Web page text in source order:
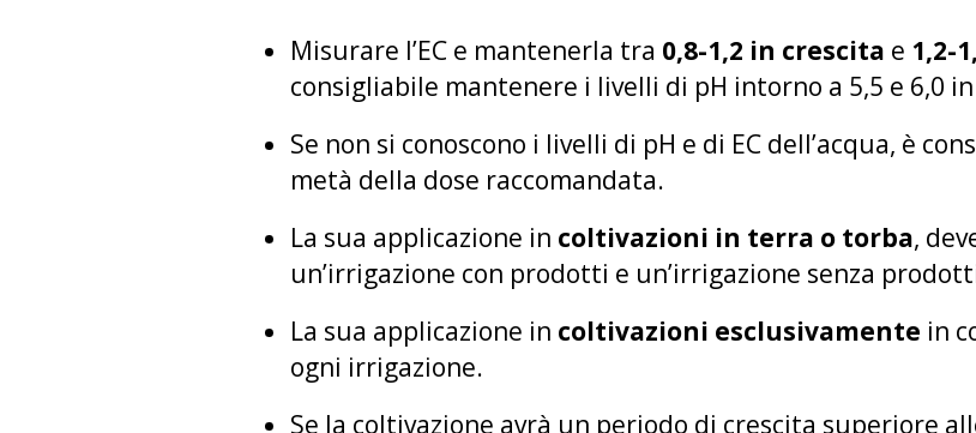
Misurare l’EC e mantenerla tra 0,8-1,2 in crescita e 1,2-
consigliabile mantenere i livelli di pH intorno a 5,5 e 6,0
Se non si conoscono i livelli di pH e di EC dell’acqua, è
metà della dose raccomandata.
La sua applicazione in coltivazioni in terra o torba,
un’irrigazione con prodotti e un’irrigazione senza
La sua applicazione in coltivazioni esclusivamente in
ogni irrigazione.
Se la coltivazione avrà un periodo di crescita superiore